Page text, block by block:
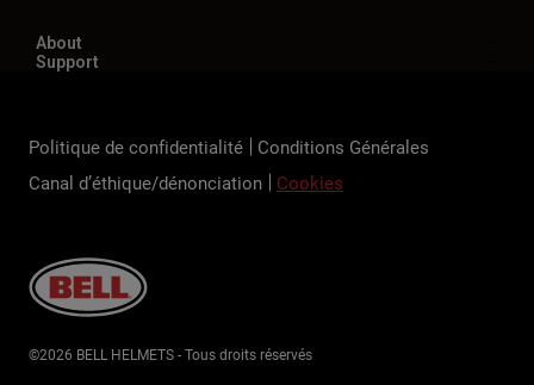
About
Support
Politique de confidentialité
Conditions Générales
Canal d’éthique/dénonciation
Cookies
©2026 BELL HELMETS - Tous droits réservés